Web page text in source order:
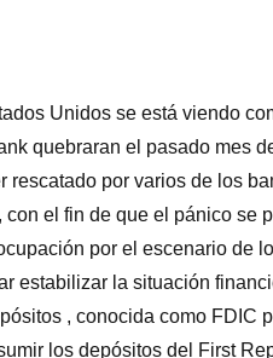
Unidos se está viendo
quebraran el pasado mes
rescatado por varios de los
el fin de que el pánico se
por el escenario de
estabilizar la situación
, conocida como FDIC
los depósitos del First